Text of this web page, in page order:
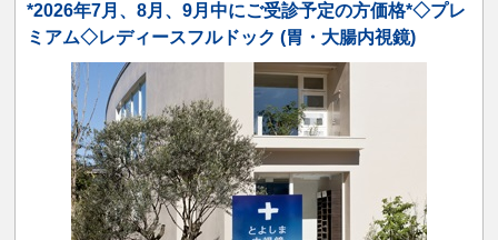
*2026年7月、8月、9月中にご受診予定の方価格*◇プレ
ミアム◇レディースフルドック (胃・大腸内視鏡)